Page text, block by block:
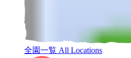
全園一覧 All Locations